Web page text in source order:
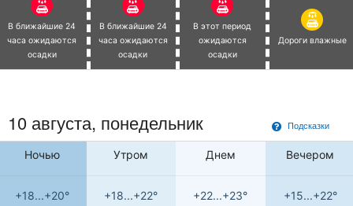
В ближайшие 24
часа ожидаются
осадки
В ближайшие 24
часа ожидаются
осадки
В этот период
ожидаются
осадки
Дороги влажные
Подсказки
10 августа, понедельник
Ночью Утром Днем Вечером
+18...+20° +18...+22° +22...+23° +15...+22°